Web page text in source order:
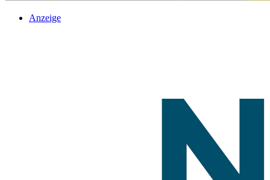
Anzeige